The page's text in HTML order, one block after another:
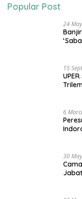
Popular Post
24
15
6
30